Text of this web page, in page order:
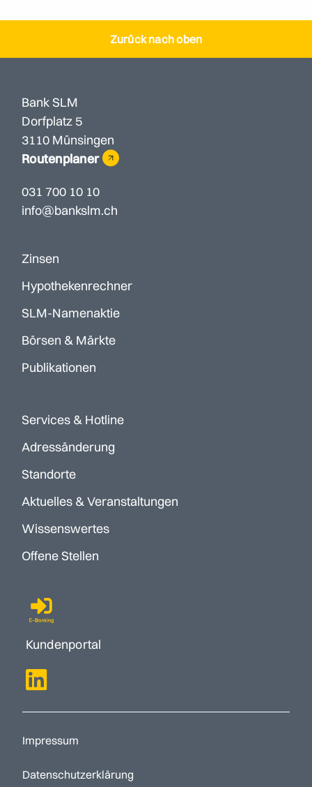
Zurück nach oben
Bank SLM
Dorfplatz 5
3110 Münsingen
Routenplaner
031 700 10 10
info@bankslm.ch
Zinsen
Hypothekenrechner
SLM-Namenaktie
Börsen & Märkte
Publikationen
Services & Hotline
Adressänderung
Standorte
Aktuelles & Veranstaltungen
Wissenswertes
Offene Stellen
Kundenportal
Impressum
Datenschutzerklärung